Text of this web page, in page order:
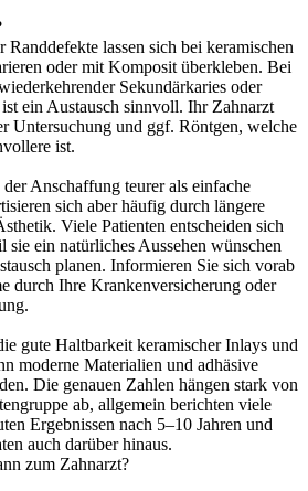
lassen sich bei keramischen
oder mit Komposit überkleben. Bei
Sekundärkaries oder
ein Austausch sinnvoll. Ihr Zahnarzt
Untersuchung und ggf. Röntgen, welche
ist.
Anschaffung teurer als einfache
sich aber häufig durch längere
Viele Patienten entscheiden sich
ein natürliches Aussehen wünschen
planen. Informieren Sie sich vorab
durch Ihre Krankenversicherung oder
gute Haltbarkeit keramischer Inlays und
moderne Materialien und adhäsive
Die genauen Zahlen hängen stark von
ab, allgemein berichten viele
Ergebnissen nach 5–10 Jahren und
auch darüber hinaus.
zum Zahnarzt?